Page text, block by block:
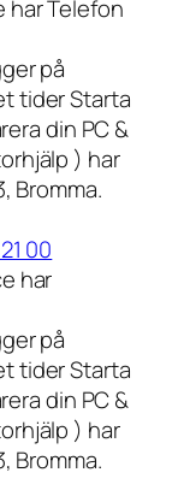
har Telefon
på
tider Starta
din PC &
) har
Bromma.
00
har
på
tider Starta
din PC &
) har
Bromma.